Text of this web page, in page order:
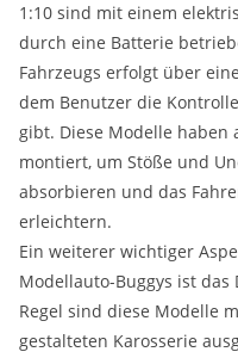
1:10 sind mit einem
durch eine Batterie
Fahrzeugs erfolgt über
dem Benutzer die
gibt. Diese Modelle haben
montiert, um Stöße und
absorbieren und das
erleichtern.
Ein weiterer wichtiger
Modellauto-Buggys ist
Regel sind diese Modelle
gestalteten Karosserie